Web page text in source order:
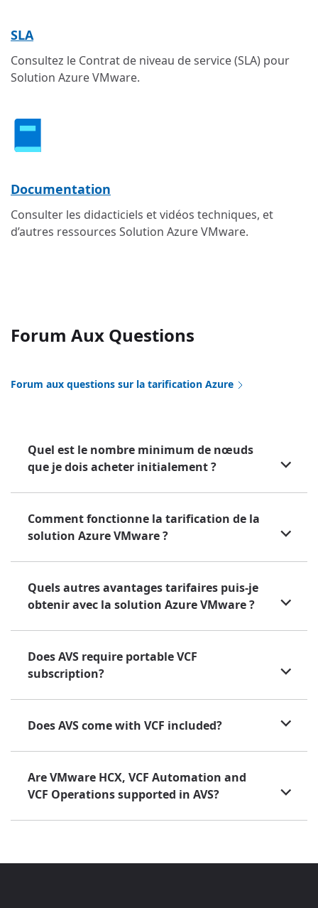
SLA
Consultez le Contrat de niveau de service (SLA) pour
Solution Azure VMware.
Documentation
Consulter les didacticiels et vidéos techniques, et
d’autres ressources Solution Azure VMware.
Forum Aux Questions
Forum aux questions sur la tarification Azure
Quel est le nombre minimum de nœuds
que je dois acheter initialement ?
Comment fonctionne la tarification de la
solution Azure VMware ?
Quels autres avantages tarifaires puis-je
obtenir avec la solution Azure VMware ?
Does AVS require portable VCF
subscription?
Does AVS come with VCF included?
Are VMware HCX, VCF Automation and
VCF Operations supported in AVS?